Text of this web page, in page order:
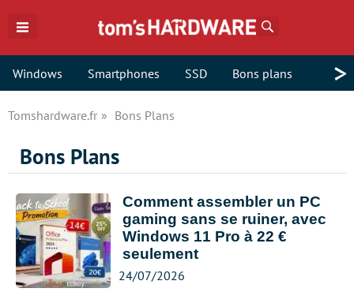
Windows Smartphones SSD Bons plans >
Tomshardware.fr Bons Plans
Bons Plans
Comment assembler un PC
gaming sans se ruiner, avec
Windows 11 Pro à 22 €
seulement
24/07/2026